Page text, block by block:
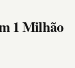
1 Milhão